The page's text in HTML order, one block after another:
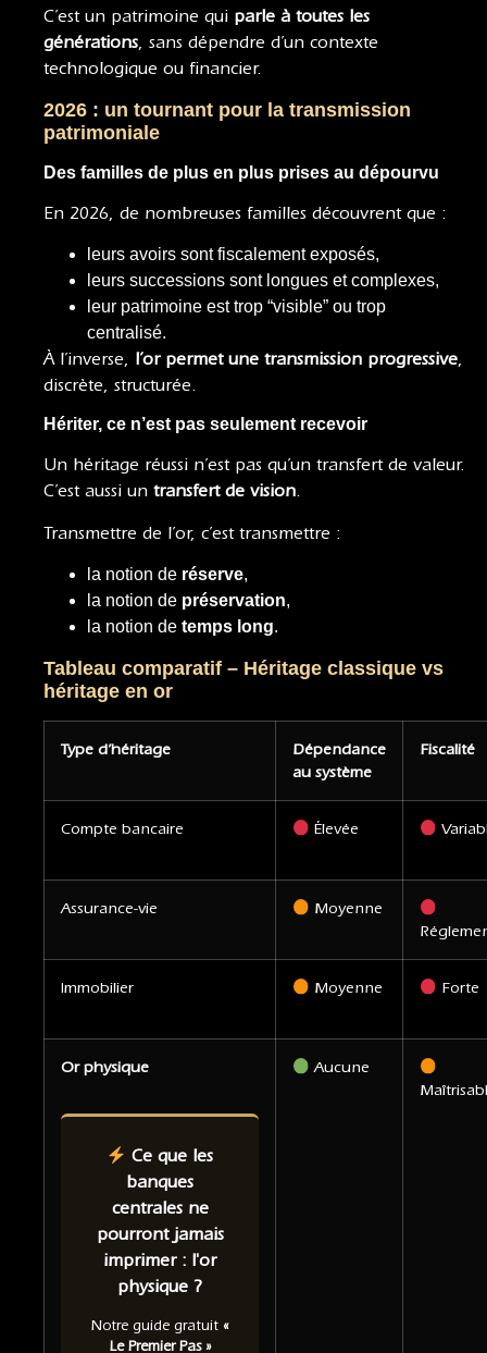
C’est un patrimoine qui parle à toutes les
générations, sans dépendre d’un contexte
technologique ou financier.
2026 : un tournant pour la transmission
patrimoniale
Des familles de plus en plus prises au dépourvu
En 2026, de nombreuses familles découvrent que :
leurs avoirs sont fiscalement exposés,
leurs successions sont longues et complexes,
leur patrimoine est trop “visible” ou trop
centralisé.
À l’inverse, l’or permet une transmission progressive,
discrète, structurée.
Hériter, ce n’est pas seulement recevoir
Un héritage réussi n’est pas qu’un transfert de valeur.
C’est aussi un transfert de vision.
Transmettre de l’or, c’est transmettre :
la notion de réserve,
la notion de préservation,
la notion de temps long.
Tableau comparatif – Héritage classique vs
héritage en or
Type d’héritage
Dépendance
au système
Fiscalité
Compte bancaire Élevée
Assurance-vie
Moyenne
Immobilier Moyenne Forte
Or physique
Ce que les
banques
centrales ne
pourront jamais
imprimer : l'or
physique ?
Notre guide gratuit «
Le Premier Pas »
Aucune